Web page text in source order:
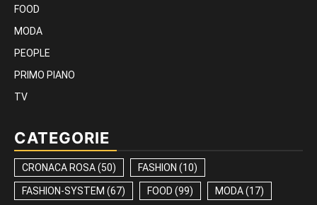
FOOD
MODA
PEOPLE
PRIMO PIANO
TV
CATEGORIE
CRONACA ROSA(50) FASHION (10)
FASHION-SYSTEM (67) FOOD (99) MODA(17)